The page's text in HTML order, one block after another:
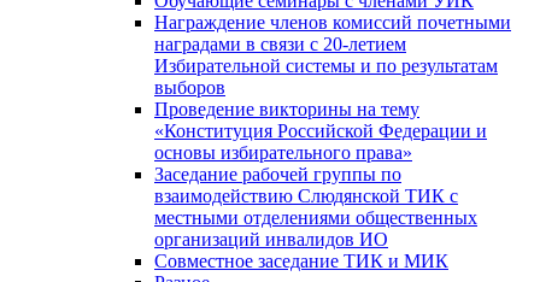
Награждение членов комиссий почетными
наградами в связи с 20-летием
Избирательной системы и по результатам
выборов
Проведение викторины на тему
«Конституция Российской Федерации и
основы избирательного права»
Заседание рабочей группы по
взаимодействию Слюдянской ТИК с
местными отделениями общественных
организаций инвалидов ИО
Совместное заседание ТИК и МИК